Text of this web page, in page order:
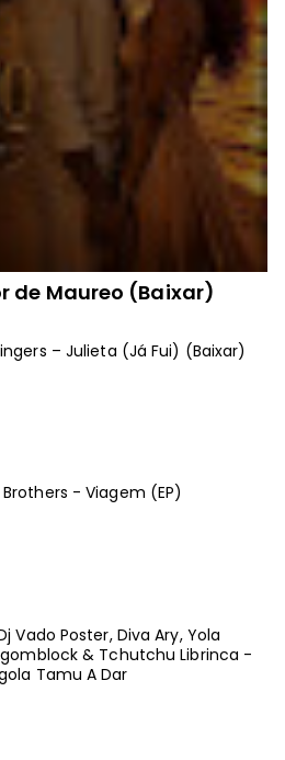
de Maureo (Baixar)
– Julieta (Já Fui) (Baixar)
- Viagem (EP)
Vado Poster, Diva Ary, Yola
& Tchutchu Librinca -
Tamu A Dar